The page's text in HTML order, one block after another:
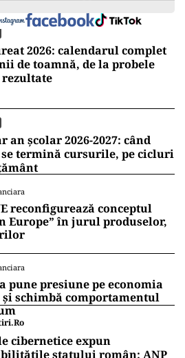
2026: calendarul complet
de toamnă, de la probele
an școlar 2026-2027: când
termină cursurile, pe cicluri
reconfigurează conceptul
Europe” în jurul produselor,
pune presiune pe economia
și schimbă comportamentul
cibernetice expun
statului român: ANP